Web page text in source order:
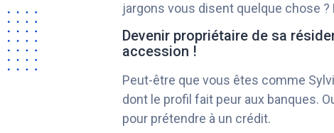
jargons vous disent quelque chose ?
Devenir propriétaire de sa
accession !
Peut-être que vous êtes comme
dont le profil fait peur aux banques.
pour prétendre à un crédit.